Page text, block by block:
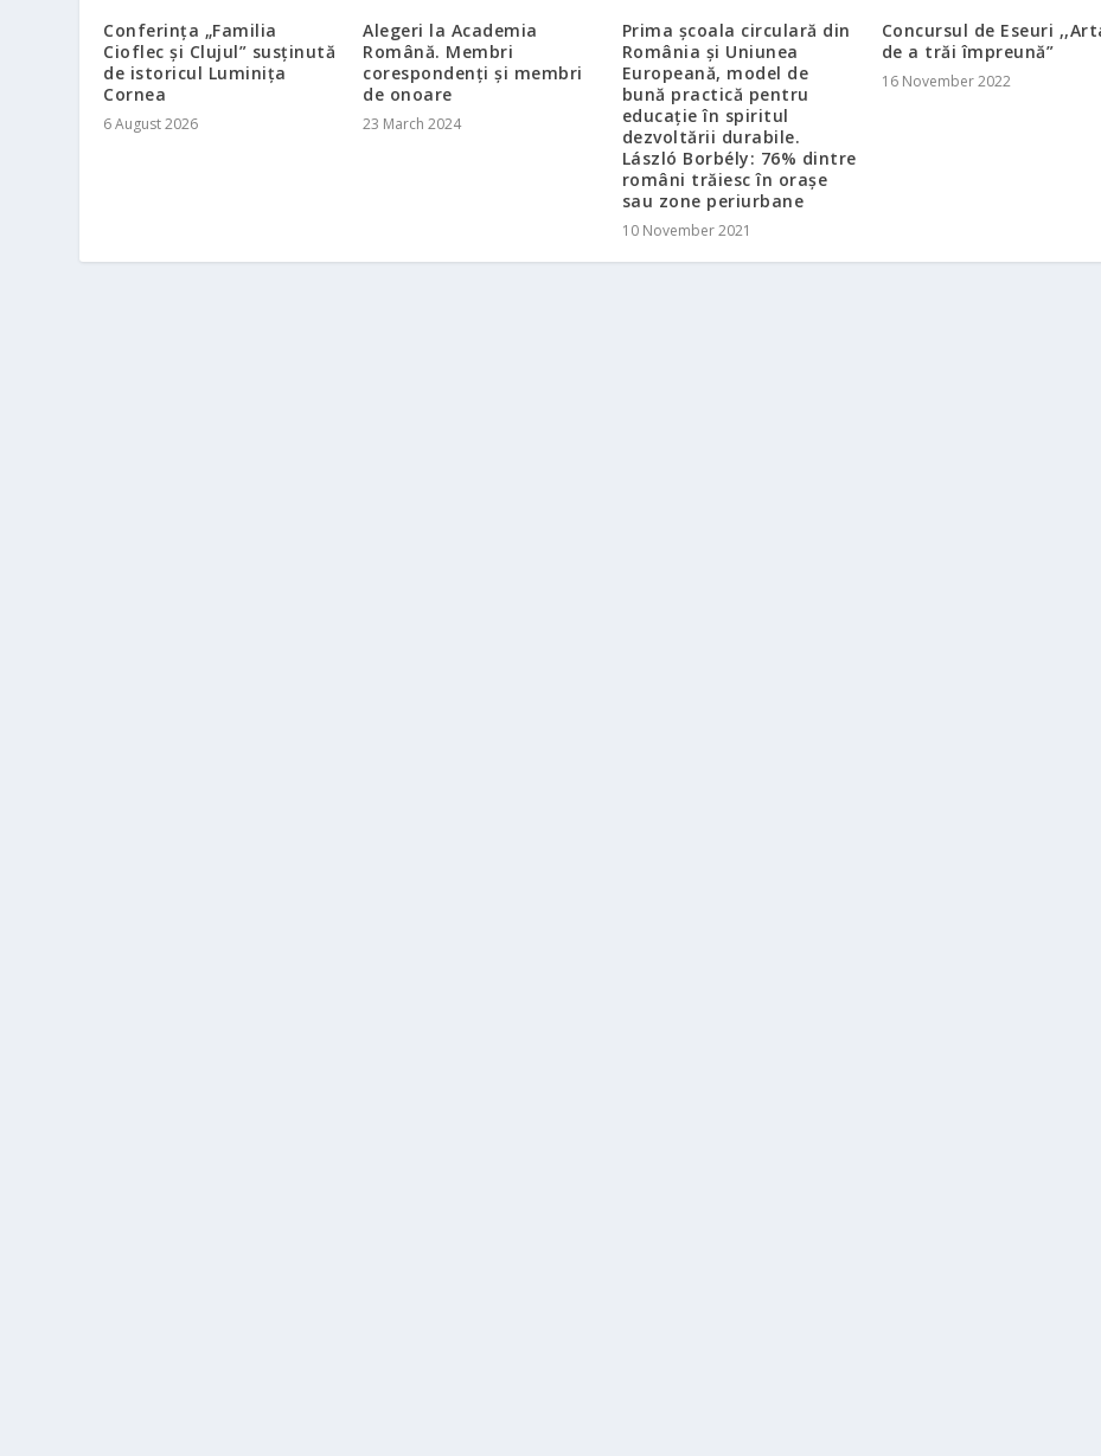
Conferința „Familia
Cioflec și Clujul” susținută
de istoricul Luminița
Cornea
6 August 2026
Alegeri la Academia
Română. Membri
corespondenți și membri
de onoare
23 March 2024
Prima școala circulară din
România și Uniunea
Europeană, model de
bună practică pentru
educație în spiritul
dezvoltării durabile.
László Borbély: 76% dintre
români trăiesc în orașe
sau zone periurbane
10 November 2021
Concursul de Eseuri
de a trăi împreună”
16 November 2022